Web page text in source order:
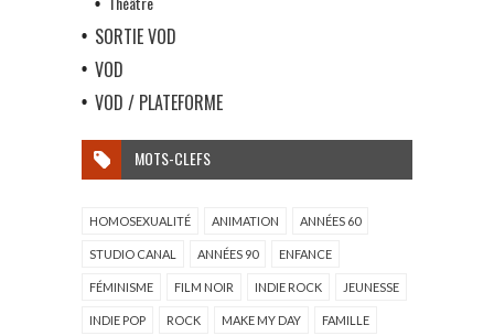
SORTIE VOD
VOD
VOD / PLATEFORME
MOTS-CLEFS
HOMOSEXUALITÉ ANIMATION ANNÉES 60
STUDIO CANAL ANNÉES 90 ENFANCE
FÉMINISME FILM NOIR INDIE ROCK JEUNESSE
INDIE POP ROCK MAKE MY DAY FAMILLE